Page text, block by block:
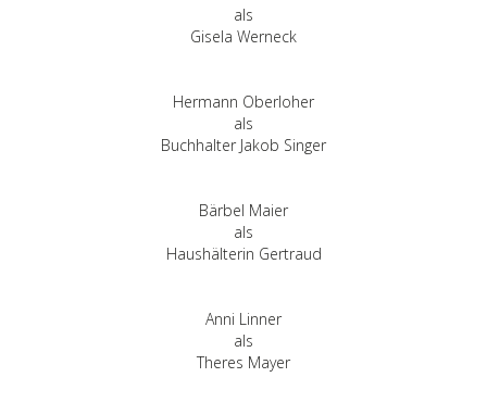
als
Gisela Werneck
Hermann Oberloher
als
Buchhalter Jakob Singer
Bärbel Maier
als
Haushälterin Gertraud
Anni Linner
als
Theres Mayer